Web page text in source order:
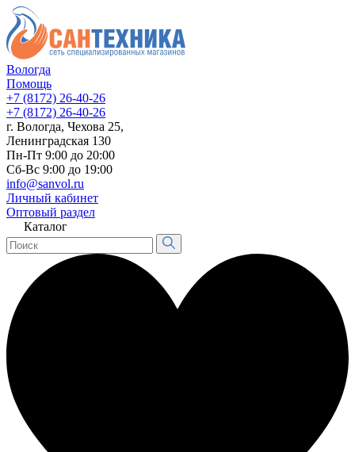
Вологда
Помощь
+7 (8172) 26-40-26
+7 (8172) 26-40-26
г. Вологда, Чехова 25,
Ленинградская 130
Пн-Пт 9:00 до 20:00
Сб-Вс 9:00 до 19:00
info@sanvol.ru
Личный кабинет
Оптовый раздел
Каталог